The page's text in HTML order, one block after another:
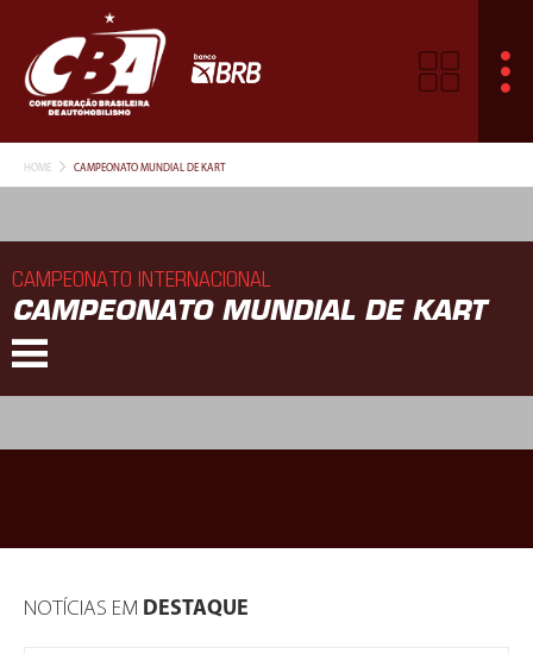
HOME CAMPEONATO MUNDIAL DE KART
CAMPEONATO INTERNACIONAL
CAMPEONATO MUNDIAL DE KART
NOTÍCIAS EM DESTAQUE